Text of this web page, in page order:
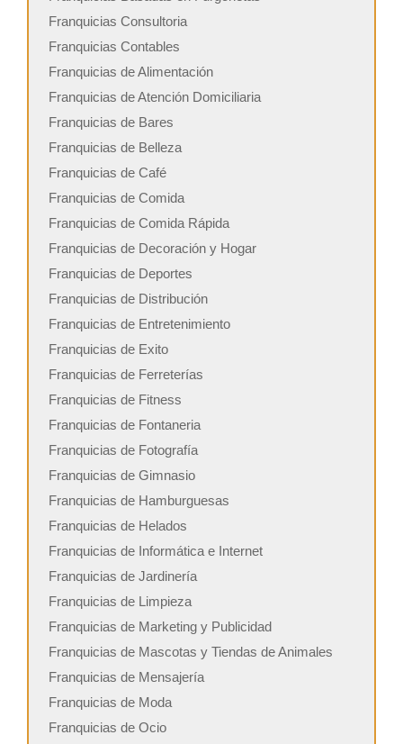
Franquicias Consultoria
Franquicias Contables
Franquicias de Alimentación
Franquicias de Atención Domiciliaria
Franquicias de Bares
Franquicias de Belleza
Franquicias de Café
Franquicias de Comida
Franquicias de Comida Rápida
Franquicias de Decoración y Hogar
Franquicias de Deportes
Franquicias de Distribución
Franquicias de Entretenimiento
Franquicias de Exito
Franquicias de Ferreterías
Franquicias de Fitness
Franquicias de Fontaneria
Franquicias de Fotografía
Franquicias de Gimnasio
Franquicias de Hamburguesas
Franquicias de Helados
Franquicias de Informática e Internet
Franquicias de Jardinería
Franquicias de Limpieza
Franquicias de Marketing y Publicidad
Franquicias de Mascotas y Tiendas de Animales
Franquicias de Mensajería
Franquicias de Moda
Franquicias de Ocio